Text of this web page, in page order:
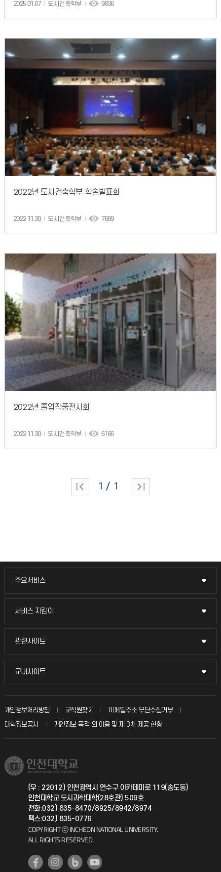
2025.01.07 도시건축학부 9836
2022년 도시건축학부 학술발표회
2022.11.30 도시건축학부 7689
2022년 졸업작품전시회
2022.11.30 도시건축학부 6166
1 1
주요서비스
주요서비스
교무회의방송
입학안내
취업정보(학생)
서비스 지킴이
서비스 지킴이
묻고 답하기
칭찬마당
학생서비스 지킴이
관련사이트
관련사이트
국방헬프콜
총동문회
교내사이트
교내사이트
교수회
교육혁신본부
국제지원과
공자아카데미
기초교육원
개인정보처리방침 교직원찾기
이메일주소 무단수집거부
대학정보공시
개인정보 목적 외 이용 및 제 3차 제공 현황
(우 : 22012) 인천광역시 연수구 아카데미로 119(송도동)
인천대학교 도시과학대학(28호관) 509호
전화:032) 835-8470/8925/8942/8974
팩스:032) 835-0776
COPYRIGHT ⓒ INCHEON NATIONAL UNIVERSITY.
ALL RIGHTS RESERVED.